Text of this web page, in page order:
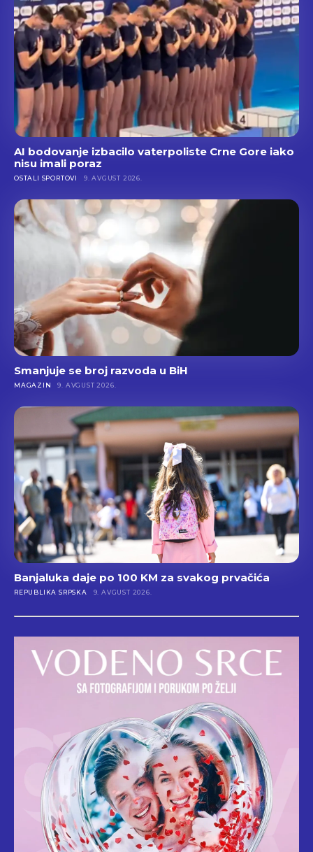
AI bodovanje izbacilo vaterpoliste Crne Gore iako
nisu imali poraz
OSTALI SPORTOVI 9. AVGUST 2026.
Smanjuje se broj razvoda u BiH
MAGAZIN 9. AVGUST 2026.
Banjaluka daje po 100 KM za svakog prvačića
REPUBLIKA SRPSKA 9. AVGUST 2026.